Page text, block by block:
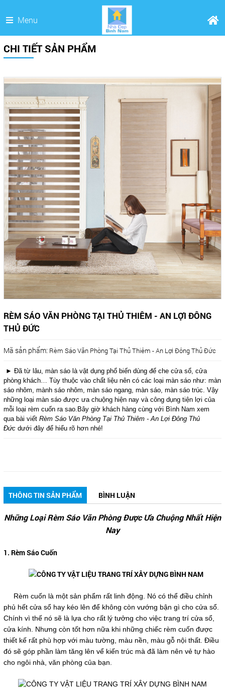
Menu
CHI TIẾT SẢN PHẨM
RÈM SÁO VĂN PHÒNG TẠI THỦ THIÊM - AN LỢI ĐÔNG
THỦ ĐỨC
Mã sản phẩm: Rèm Sáo Văn Phòng Tại Thủ Thiêm - An Lợi Đông Thủ Đức
► Đã từ lâu, màn sáo là vật dụng phổ biến dùng để che cửa sổ, cửa
phòng khách… Tùy thuộc vào chất liệu nên có các loại màn sáo như: màn
sáo nhôm, mành sáo nhôm, màn sáo ngang, màn sáo, màn sáo trúc. Vậy
những loại màn sáo được ưa chuộng hiện nay và công dụng tiện lợi của
mỗi loại rèm cuốn ra sao.Bây giờ khách hàng cùng với Bình Nam xem
qua bài viết Rèm Sáo Văn Phòng Tại Thủ Thiêm - An Lợi Đông Thủ
Đứcdưới đây để hiểu rõ hơn nhé!
THÔNG TIN SẢN PHẨM BÌNH LUẬN
Những Loại Rèm Sáo Văn Phòng Được Ưa Chuộng Nhất Hiện
Nay
1. Rèm Sáo Cuốn
Rèm cuốn là một sản phẩm rất linh động. Nó có thể điều chỉnh
phủ hết cửa sổ hay kéo lên để không còn vướng bận gì cho cửa sổ.
Chính vì thế nó sẽ là lựa cho rất lý tưởng cho việc trang trí cửa sổ,
cửa kính. Nhưng còn tốt hơn nữa khi những chiếc rèm cuốn được
thiết kế rất phù hợp với màu tường, màu nền, màu gỗ nội thất. Điều
đó sẽ góp phần làm tăng lên vể kiến trúc mà đã làm nên vẻ tự hào
cho ngôi nhà, văn phòng của bạn.